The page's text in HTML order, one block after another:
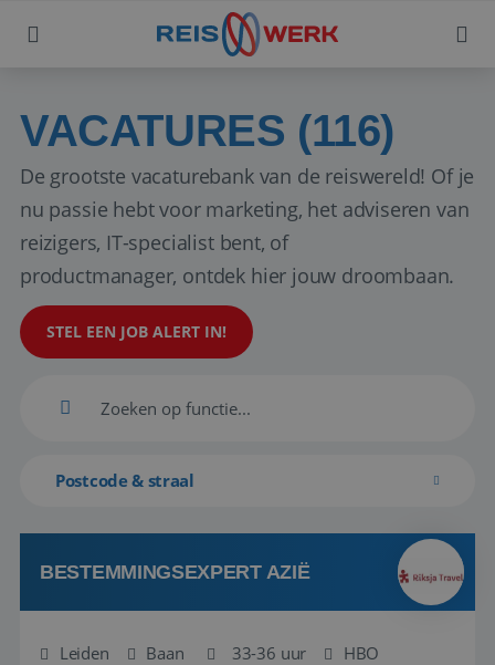
VACATURES (116)
De grootste vacaturebank van de reiswereld! Of je
nu passie hebt voor marketing, het adviseren van
reizigers, IT-specialist bent, of
productmanager, ontdek hier jouw droombaan.
STEL EEN JOB ALERT IN!
Postcode & straal
BESTEMMINGSEXPERT AZIË
Leiden Baan 33-36 uur HBO